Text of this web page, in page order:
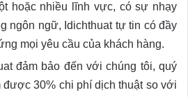
hoặc nhiều lĩnh vực, có sự nhạy
ngôn ngữ, Idichthuat tự tin có đầy
mọi yêu cầu của khách hàng.
đảm bảo đến với chúng tôi, quý
được 30% chi phí dịch thuật so với